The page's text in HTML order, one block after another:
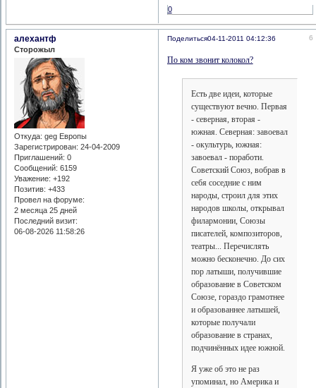
0
Поделиться 6
04-11-2011 04:12:36
алехантф
Сторожыл
Откуда: geg Европы
Зарегистрирован: 24-04-2009
Приглашений: 0
Сообщений: 6159
Уважение: +192
Позитив: +433
Провел на форуме:
2 месяца 25 дней
Последний визит:
06-08-2026 11:58:26
По ком звонит колокол?
Есть две идеи, которые
существуют вечно. Первая
- северная, вторая -
южная. Северная: завоевал
- окультурь, южная:
завоевал - поработи.
Советский Союз, вобрав в
себя соседние с ним
народы, строил для этих
народов школы, открывал
филармонии, Союзы
писателей, композиторов,
театры... Перечислять
можно бесконечно. До сих
пор латыши, получившие
образование в Советском
Союзе, гораздо грамотнее
и образованнее латышей,
которые получали
образование в странах,
подчинённых идее южной.
Я уже об это не раз
упоминал, но Америка и